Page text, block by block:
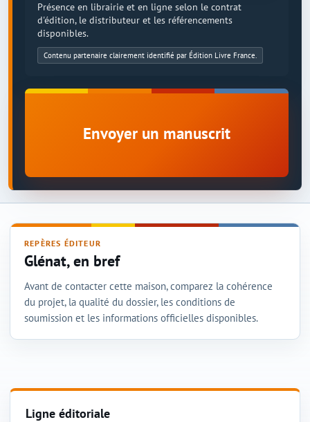
Présence en librairie et en ligne selon le contrat
d'édition, le distributeur et les référencements
disponibles.
Contenu partenaire clairement identifié par Édition Livre France.
Envoyer un manuscrit
REPÈRES ÉDITEUR
Glénat, en bref
Avant de contacter cette maison, comparez la cohérence
du projet, la qualité du dossier, les conditions de
soumission et les informations officielles disponibles.
Ligne éditoriale